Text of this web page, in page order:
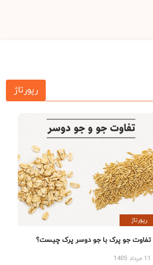
رپورتاژ
رپورتاژ
تفاوت جو پرک با جو دوسر پرک چیست؟